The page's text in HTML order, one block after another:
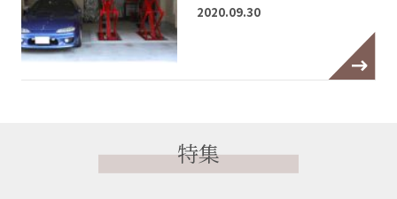
2020.09.30
特集